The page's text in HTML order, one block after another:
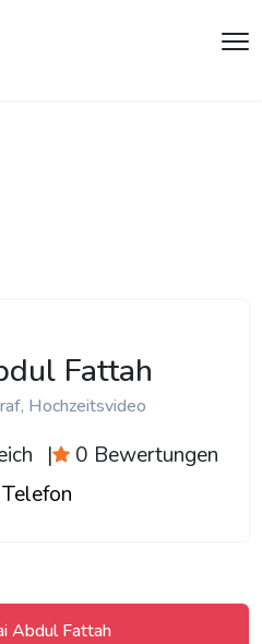
Fattah
Hochzeitsvideo
|
0 Bewertungen
Telefon
Abdul Fattah